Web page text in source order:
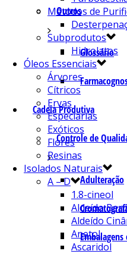
Outros
Glossário
Cadeia Produtiva
Controle de
Adulteração
Métodos de
Subprodutos
Hidrolatos
Óleos Essenciais
Árvores
Cítricos
Ervas
Especiarias
Exóticos
Flores
Resinas
Isolados Naturais
A – D
1.8-cineol
Aldeído
Aldeído
Anetol
Ascaridol